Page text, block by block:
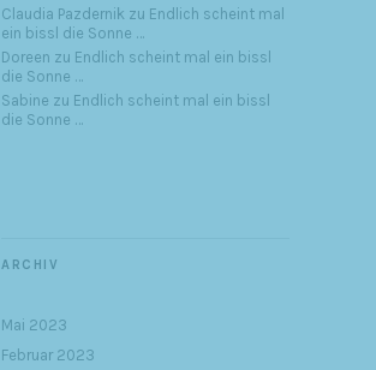
Claudia Pazdernik zu Endlich scheint mal
ein bissl die Sonne …
Doreen zu Endlich scheint mal ein bissl
die Sonne …
Sabine zu Endlich scheint mal ein bissl
die Sonne …
ARCHIV
Mai 2023
Februar 2023